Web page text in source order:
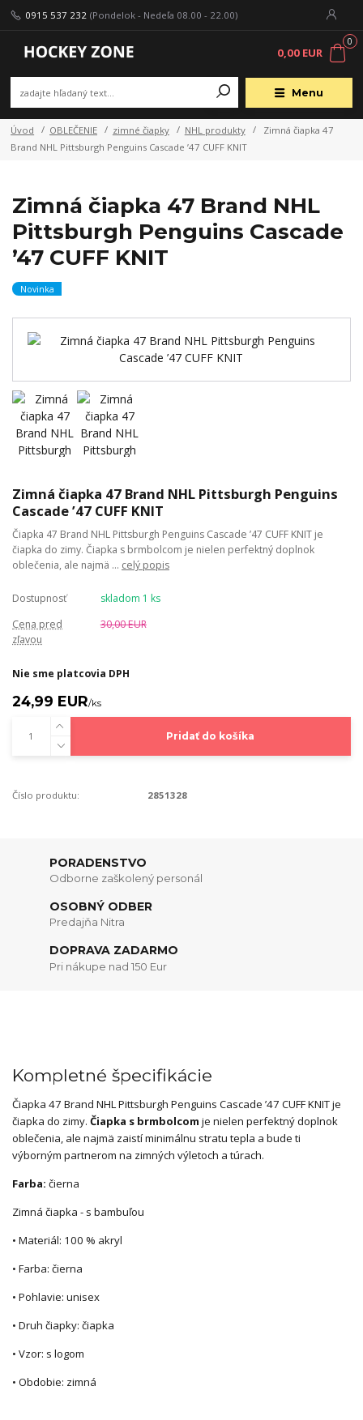
Menu
0915 537 232 (Pondelok - Nedeľa 08.00 - 22.00)
0
0,00 EUR
Úvod OBLEČENIE zimné čiapky NHL produkty
Zimná čiapka 47
Brand NHL Pittsburgh Penguins Cascade ’47 CUFF KNIT
Zimná čiapka 47 Brand NHL
Pittsburgh Penguins Cascade
’47 CUFF KNIT
Novinka
Zimná čiapka 47 Brand NHL Pittsburgh Penguins
Cascade ’47 CUFF KNIT
Čiapka 47 Brand NHL Pittsburgh Penguins Cascade ’47 CUFF KNIT je
čiapka do zimy. Čiapka s brmbolcom je nielen perfektný doplnok
oblečenia, ale najmä ... celý popis
Dostupnosť
skladom 1 ks
Cena pred
zľavou
30,00 EUR
Nie sme platcovia DPH
24,99 EUR/ks
Pridať do košíka
Číslo produktu: 2851328
PORADENSTVO
Odborne zaškolený personál
OSOBNÝ ODBER
Predajňa Nitra
DOPRAVA ZADARMO
Pri nákupe nad 150 Eur
Kompletné špecifikácie
Čiapka 47 Brand NHL Pittsburgh Penguins Cascade ’47 CUFF KNIT je
čiapka do zimy. Čiapka s brmbolcom je nielen perfektný doplnok
oblečenia, ale najmä zaistí minimálnu stratu tepla a bude ti
výborným partnerom na zimných výletoch a túrach.
Farba: čierna
Zimná čiapka - s bambuľou
• Materiál: 100 % akryl
• Farba: čierna
• Pohlavie: unisex
• Druh čiapky: čiapka
• Vzor: s logom
• Obdobie: zimná